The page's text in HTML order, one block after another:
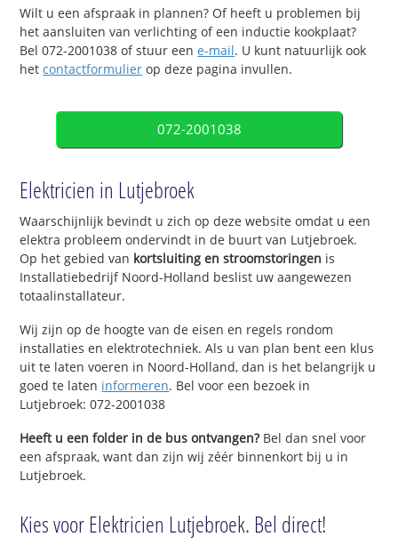
Wilt u een afspraak in plannen? Of heeft u problemen bij
het aansluiten van verlichting of een inductie kookplaat?
Bel 072-2001038 of stuur eene-mail. U kunt natuurlijk ook
hetcontactformulier op deze pagina invullen.
072-2001038
Elektricien in Lutjebroek
Waarschijnlijk bevindt u zich op deze website omdat u een
elektra probleem ondervindt in de buurt van Lutjebroek.
Op het gebied van kortsluiting en stroomstoringen is
Installatiebedrijf Noord-Holland beslist uw aangewezen
totaalinstallateur.
Wij zijn op de hoogte van de eisen en regels rondom
installaties en elektrotechniek. Als u van plan bent een klus
uit te laten voeren in Noord-Holland, dan is het belangrijk u
goed te laten informeren. Bel voor een bezoek in
Lutjebroek: 072-2001038
Heeft u een folder in de bus ontvangen?Bel dan snel voor
een afspraak, want dan zijn wij zéér binnenkort bij u in
Lutjebroek.
Kies voor Elektricien Lutjebroek. Bel direct!